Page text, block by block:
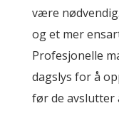
være
og et mer
Profesjonelle
dagslys for å
før de avslutter